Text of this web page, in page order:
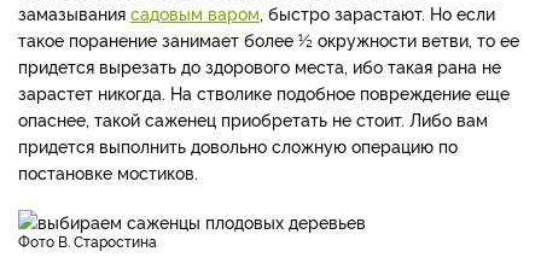
замазывания садовым варом, быстро зарастают. Но если
такое поранение занимает более ½ окружности ветви, то ее
придется вырезать до здорового места, ибо такая рана не
зарастет никогда. На стволике подобное повреждение еще
опаснее, такой саженец приобретать не стоит. Либо вам
придется выполнить довольно сложную операцию по
постановке мостиков.
фото В. Старостина